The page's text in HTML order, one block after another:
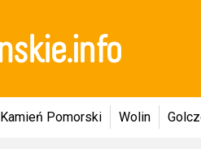
Kamień Pomorski Wolin